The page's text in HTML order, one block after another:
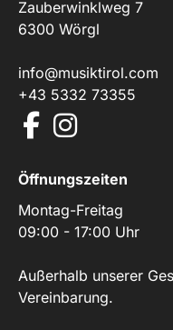
Zauberwinklweg 7
6300 Wörgl
info@musiktirol.com
+43 5332 73355
Öffnungszeiten
Montag-Freitag
09:00 - 17:00 Uhr
Außerhalb unserer
Vereinbarung.